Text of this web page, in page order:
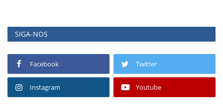
SIGA-NOS
Facebook Twitter
Instagram Youtube